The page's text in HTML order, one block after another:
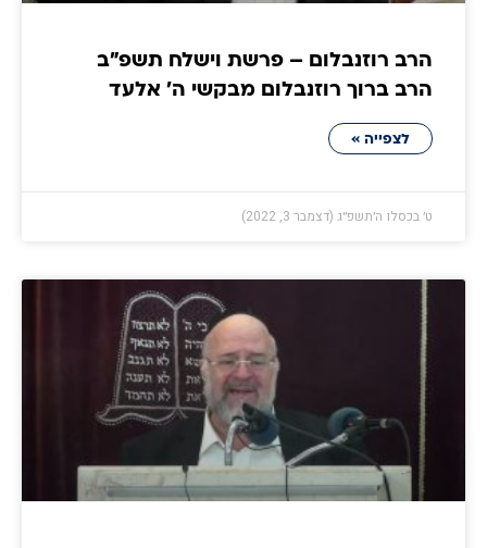
הרב רוזנבלום – פרשת וישלח תשפ״ב
הרב ברוך רוזנבלום מבקשי ה' אלעד
לצפייה »
ט׳ בכסלו ה׳תשפ״ג (דצמבר 3, 2022)